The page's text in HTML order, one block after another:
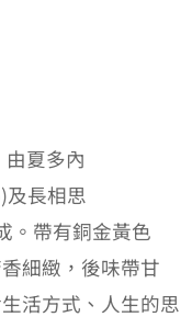
夏多內
長相思
。帶有銅金黃色
細緻，後味帶甘
活方式、人生的思